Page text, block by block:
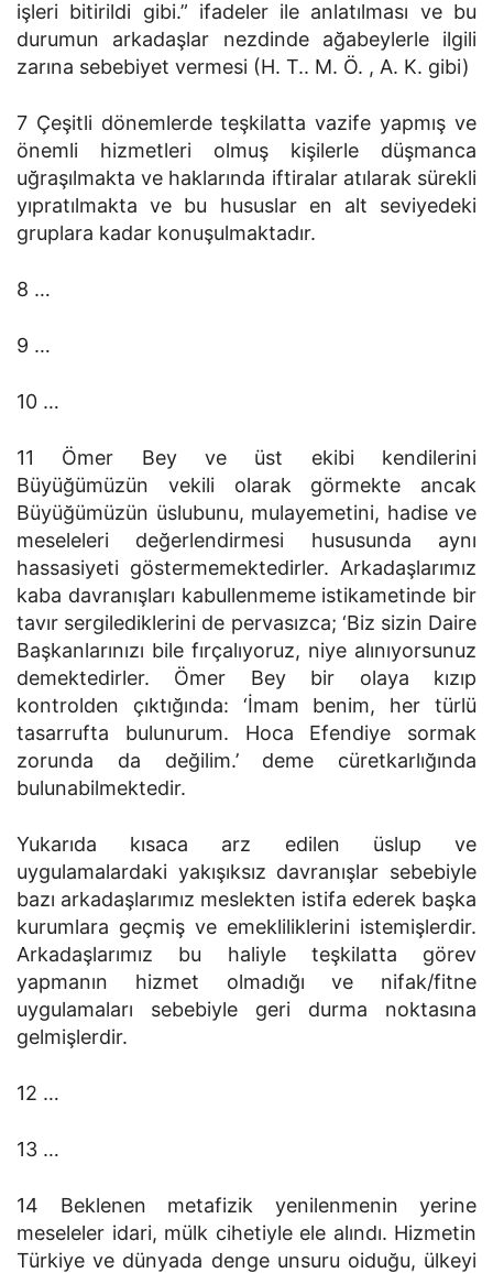
işleri bitirildi gibi.” ifadeler ile anlatılması ve bu
durumun arkadaşlar nezdinde ağabeylerle ilgili
zarına sebebiyet vermesi (H. T.. M. Ö. , A. K. gibi)
7 Çeşitli dönemlerde teşkilatta vazife yapmış ve
önemli hizmetleri olmuş kişilerle düşmanca
uğraşılmakta ve haklarında iftiralar atılarak sürekli
yıpratılmakta ve bu hususlar en alt seviyedeki
gruplara kadar konuşulmaktadır.
8 …
9 …
10 …
11 Ömer Bey ve üst ekibi kendilerini
Büyüğümüzün vekili olarak görmekte ancak
Büyüğümüzün üslubunu, mulayemetini, hadise ve
meseleleri değerlendirmesi hususunda aynı
hassasiyeti göstermemektedirler. Arkadaşlarımız
kaba davranışları kabullenmeme istikametinde bir
tavır sergilediklerini de pervasızca; ‘Biz sizin Daire
Başkanlarınızı bile fırçalıyoruz, niye alınıyorsunuz
demektedirler. Ömer Bey bir olaya kızıp
kontrolden çıktığında: ‘İmam benim, her türlü
tasarrufta bulunurum. Hoca Efendiye sormak
zorunda da değilim.’ deme cüretkarlığında
bulunabilmektedir.
Yukarıda kısaca arz edilen üslup ve
uygulamalardaki yakışıksız davranışlar sebebiyle
bazı arkadaşlarımız meslekten istifa ederek başka
kurumlara geçmiş ve emekliliklerini istemişlerdir.
Arkadaşlarımız bu haliyle teşkilatta görev
yapmanın hizmet olmadığı ve nifak/fitne
uygulamaları sebebiyle geri durma noktasına
gelmişlerdir.
12 …
13 …
14 Beklenen metafizik yenilenmenin yerine
meseleler idari, mülk cihetiyle ele alındı. Hizmetin
Türkiye ve dünyada denge unsuru oiduğu, ülkeyi